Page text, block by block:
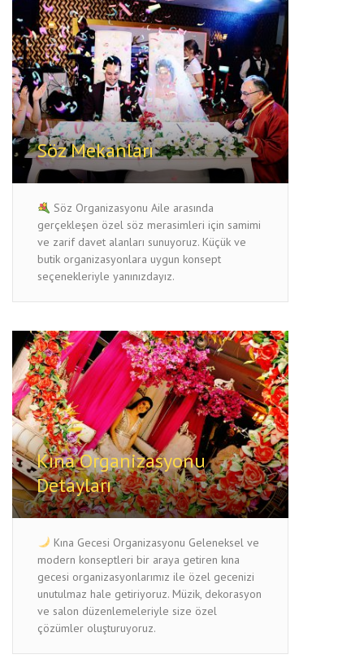
Söz Mekanları
Söz Organizasyonu Aile arasında
gerçekleşen özel söz merasimleri için samimi
ve zarif davet alanları sunuyoruz. Küçük ve
butik organizasyonlara uygun konsept
seçenekleriyle yanınızdayız.
Kına Organizasyonu
Detayları
Kına Gecesi Organizasyonu Geleneksel ve
modern konseptleri bir araya getiren kına
gecesi organizasyonlarımız ile özel gecenizi
unutulmaz hale getiriyoruz. Müzik, dekorasyon
ve salon düzenlemeleriyle size özel
çözümler oluşturuyoruz.